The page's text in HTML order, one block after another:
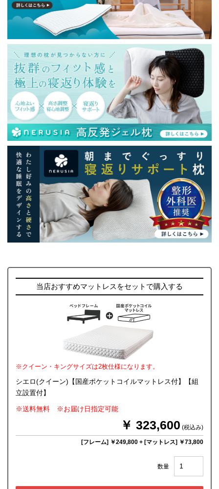
当店おすすめマットレスをセットで購入する
※クイーン・キングサイズは2枚仕様になります。
シエロ(クイーン)【国産ポケットコイルマットレス付】【組
立設置付】
※送料無料 ※お届け日指定可能
￥ 323,600 (税込み)
[フレーム] ￥249,800 + [マットレス] ￥73,800
数量